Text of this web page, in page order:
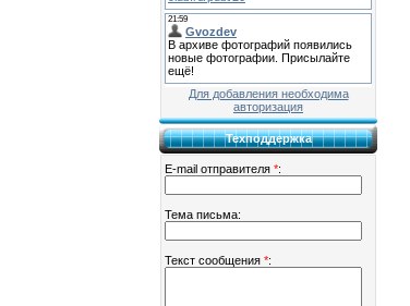
Для добавления необходима
авторизация
Техподдержка
E-mail отправителя *:
Тема письма:
Текст сообщения *: